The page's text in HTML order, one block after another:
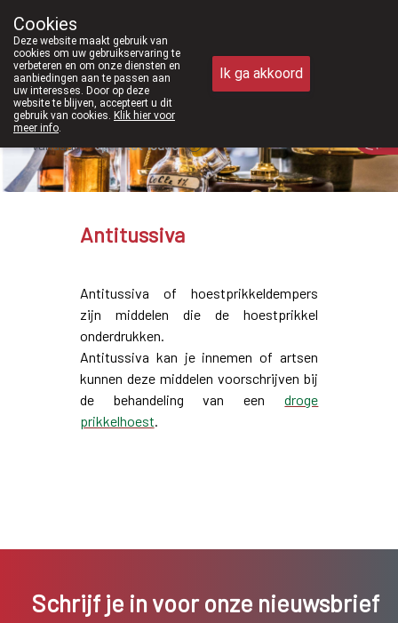
011/610300
Vandaag open tot 18u30
Antitussiva
Antitussiva of hoestprikkeldempers
zijn middelen die de hoestprikkel
onderdrukken.
Antitussiva kan je innemen of artsen
kunnen deze middelen voorschrijven bij
de behandeling van eendroge
prikkelhoest.
Schrijf je in voor onze nieuwsbrief
Cookies
Deze website maakt gebruik van
cookies om uw gebruikservaring te
verbeteren en om onze diensten en
aanbiedingen aan te passen aan
uw interesses. Door op deze
website te blijven, accepteert u dit
gebruik van cookies. Klik hier voor
meer info.
Ik ga akkoord